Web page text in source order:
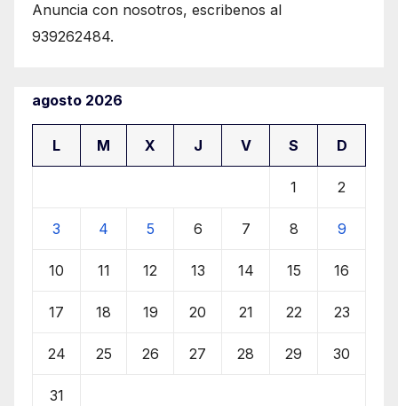
Anuncia con nosotros, escribenos al
939262484.
agosto 2026
L M X J V S D
1 2
3 4 5 6 7 8 9
10 11 12 13 14 15 16
17 18 19 20 21 22 23
24 25 26 27 28 29 30
31